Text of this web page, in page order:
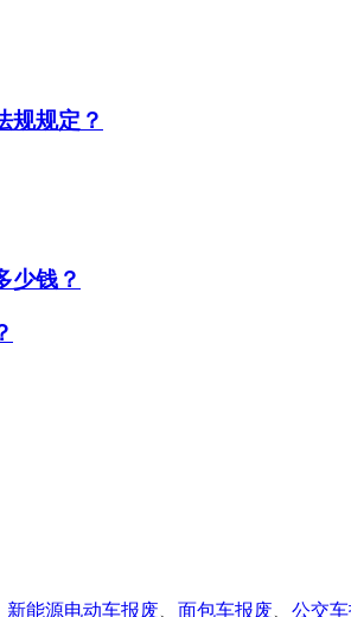
规规定？
少钱？
新能源电动车报废 面包车报废 公交